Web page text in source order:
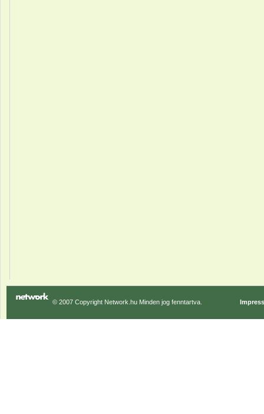
© 2007 Copyright Network.hu Minden jog fenntartva.